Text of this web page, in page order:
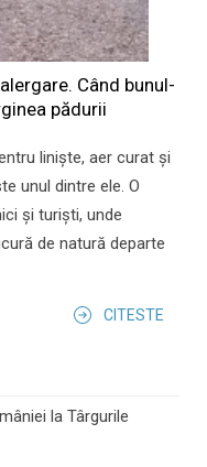
Când bunul-
pădurii
liniște, aer curat și
unul dintre ele. O
și turiști, unde
de natură departe
CITESTE
la Târgurile